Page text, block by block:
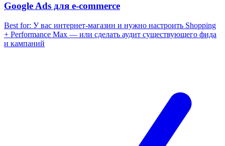
Google Ads для e-commerce
Best for: У вас интернет-магазин и нужно настроить Shopping
+ Performance Max — или сделать аудит существующего фида
и кампаний